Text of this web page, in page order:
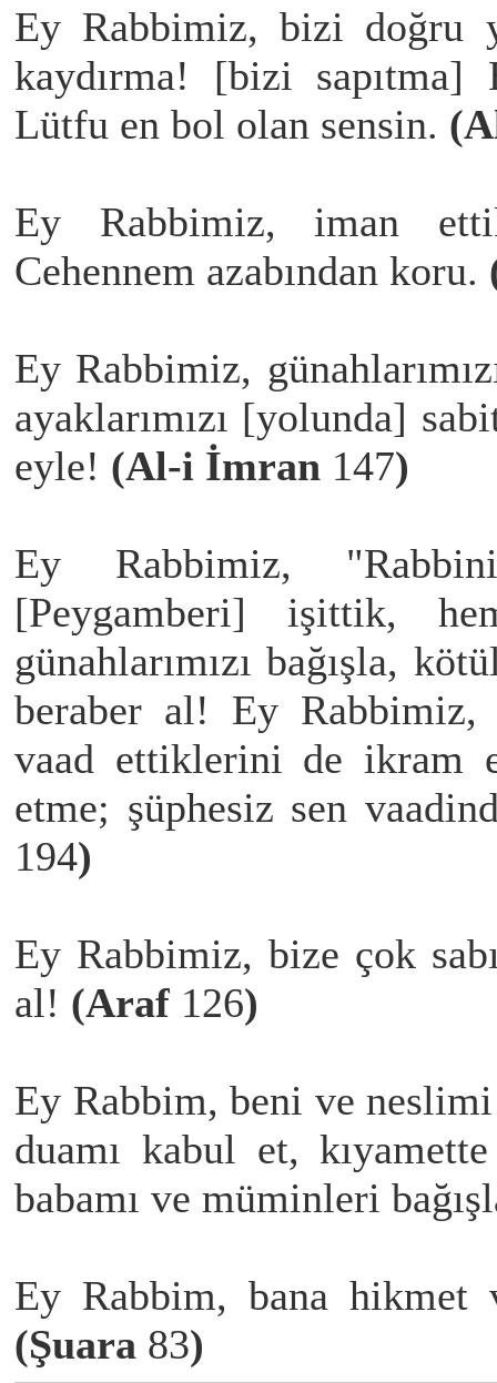
Ey Rabbimiz, bizi doğru
kaydırma! [bizi sapıtma]
Lütfu en bol olan sensin.
Ey Rabbimiz, iman
Cehennem azabından koru.
Ey Rabbimiz,
ayaklarımızı [yolunda]
eyle! (Al-i İmran 147)
Ey Rabbimiz,
[Peygamberi] işittik,
günahlarımızı bağışla,
beraber al! Ey Rabbimiz,
vaad ettiklerini de ikram
etme; şüphesiz sen
194)
Ey Rabbimiz, bize çok
al! (Araf 126)
Ey Rabbim, beni ve neslimi
duamı kabul et,
babamı ve müminleri
Ey Rabbim, bana hikmet
(Şuara 83)